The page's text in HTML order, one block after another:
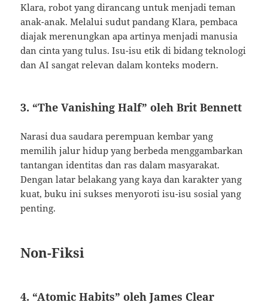
Klara, robot yang dirancang untuk menjadi teman
anak-anak. Melalui sudut pandang Klara, pembaca
diajak merenungkan apa artinya menjadi manusia
dan cinta yang tulus. Isu-isu etik di bidang teknologi
dan AI sangat relevan dalam konteks modern.
3. “The Vanishing Half” oleh Brit Bennett
Narasi dua saudara perempuan kembar yang
memilih jalur hidup yang berbeda menggambarkan
tantangan identitas dan ras dalam masyarakat.
Dengan latar belakang yang kaya dan karakter yang
kuat, buku ini sukses menyoroti isu-isu sosial yang
penting.
Non-Fiksi
4. “Atomic Habits” oleh James Clear